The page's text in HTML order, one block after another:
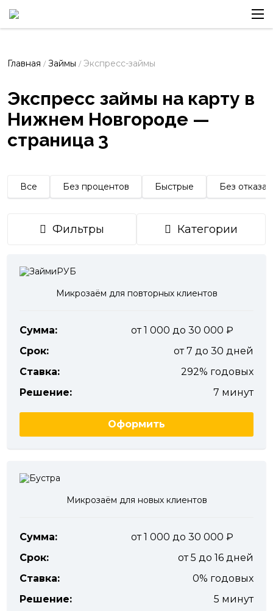
Главная / Займы / Экспресс-займы
Экспресс займы на карту в
Нижнем Новгороде —
страница 3
Все Без процентов Быстрые Без отказа
Фильтры Категории
Микрозаём для повторных клиентов
Сумма:
от 1 000 до 30 000
Срок:
от 7 до 30 дней
Ставка:
292% годовых
Решение:
7 минут
Оформить
Микрозаём для новых клиентов
Сумма:
от 1 000 до 30 000
Срок:
от 5 до 16 дней
Ставка:
0% годовых
Решение:
5 минут